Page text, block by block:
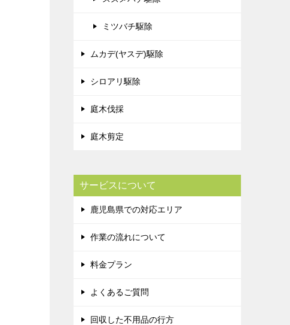
ミツバチ駆除
ムカデ(ヤスデ)駆除
シロアリ駆除
庭木伐採
庭木剪定
サービスについて
鹿児島県での対応エリア
作業の流れについて
料金プラン
よくあるご質問
回収した不用品の行方